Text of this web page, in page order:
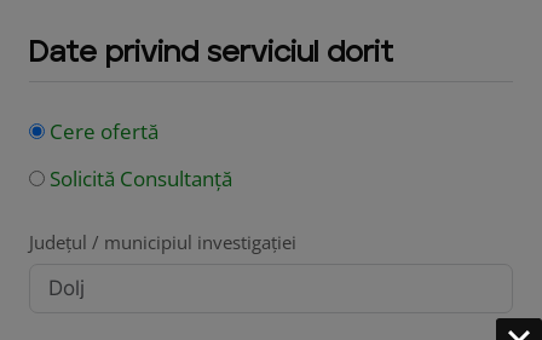
Date privind serviciul dorit
Cere ofertă
Solicită Consultanță
Județul / municipiul investigației